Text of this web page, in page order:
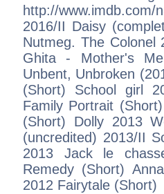
http://www.imdb.com/
2016/II Daisy
Nutmeg. The Colonel
Ghita - Mother's
Unbent, Unbroken
(Short) School girl
Family Portrait
(Short) Dolly 2013
(uncredited) 2013/II
2013 Jack le
Remedy (Short)
2012 Fairytale (Short)